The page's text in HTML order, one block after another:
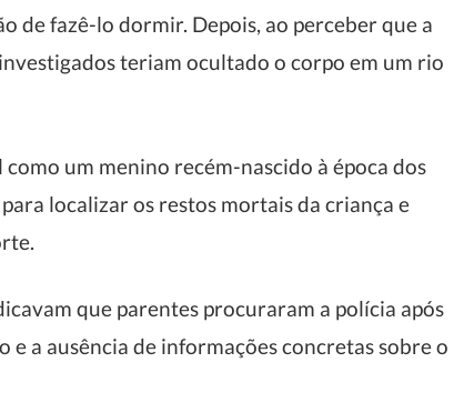
de fazê-lo dormir. Depois, ao perceber que a
teriam ocultado o corpo em um rio
um menino recém-nascido à época dos
localizar os restos mortais da criança e
que parentes procuraram a polícia após
e a ausência de informações concretas sobre o